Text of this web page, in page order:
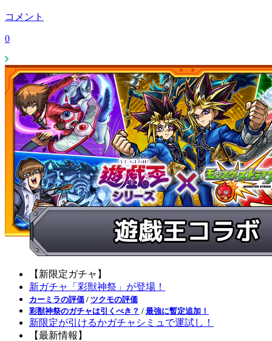
コメント
0
【新限定ガチャ】
新ガチャ「彩獣神祭」が登場！
カーミラの評価 / ツクモの評価
彩獣神祭のガチャは引くべき？ / 最強に暫定追加！
新限定が引けるかガチャシミュで運試し！
【最新情報】